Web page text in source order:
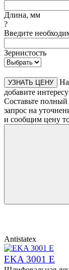
Длина, мм
?
Введите
Зернистость
УЗНАТЬ ЦЕНУ
добавите
Составьте полный
запрос на
и сообщим цену
Antistatex
EKA 3001 E